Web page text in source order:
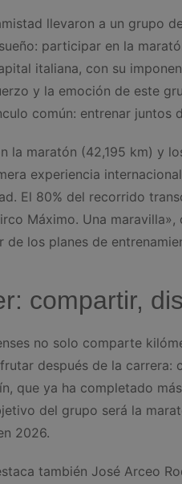
llevaron a un grupo
participar en la
italiana, con su
y la emoción de este
común: entrenar juntos
la maratón (42,195 km) y
experiencia
El 80% del recorrido
Máximo. Una
los planes de
compartir,
no solo comparte
después de la carrera:
que ya ha completado
del grupo será la
2026.
también José Arceo